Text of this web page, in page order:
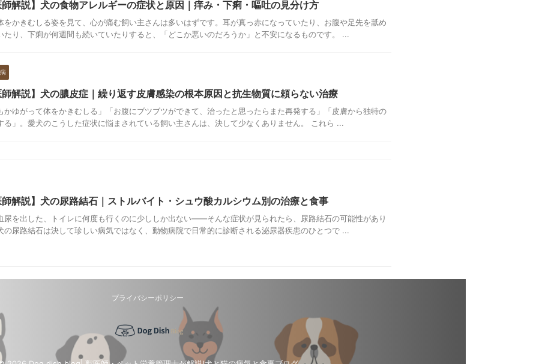
師解説】犬の食物アレルギーの症状と原因｜痒み・下痢・嘔吐の見分け方
をかきむしる姿を見て、心が痛む飼い主さんは多いはずです。耳が真っ赤になっていたり、お腹や足先を舐め
たり、下痢が何週間も続いていたりすると、「どこか悪いのだろうか」と不安になるものです。 ...
師解説】犬の膿皮症｜繰り返す皮膚感染の根本原因と抗生物質に頼らない治療
かゆがって体をかきむしる」「お腹にブツブツができて、治ったと思ったらまた再発する」「皮膚から独特の
る」。愛犬のこうした症状に悩まされている飼い主さんは、決して少なくありません。 これら ...
師解説】犬の尿路結石｜ストルバイト・シュウ酸カルシウム別の治療と食事
尿を出した、トイレに何度も行くのに少ししか出ない――そんな症状が見られたら、尿路結石の可能性があり
の尿路結石は決して珍しい病気ではなく、動物病院で日常的に診断される泌尿器疾患のひとつで ...
プライバシーポリシー